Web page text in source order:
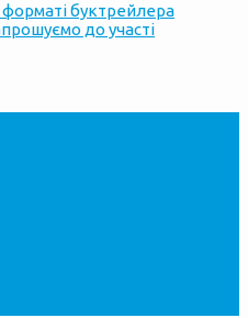
форматі буктрейлера
до участі